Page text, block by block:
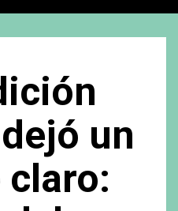
un
claro: